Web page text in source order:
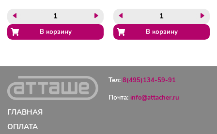
455310
Тел: 8(495)134-59-91
Почта: info@attacher.ru
ГЛАВНАЯ
ОПЛАТА